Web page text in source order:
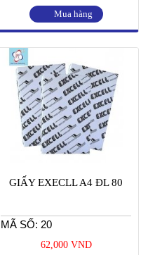
Mua hàng
GIẤY EXECLL A4 ĐL 80
MÃ SỐ: 20
62,000 VND